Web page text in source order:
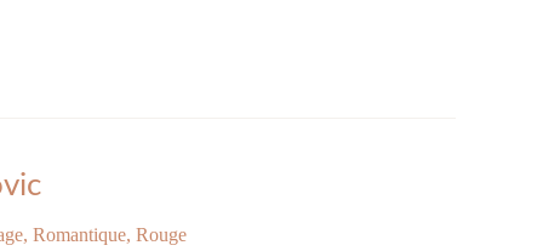
, Romantique, Rouge